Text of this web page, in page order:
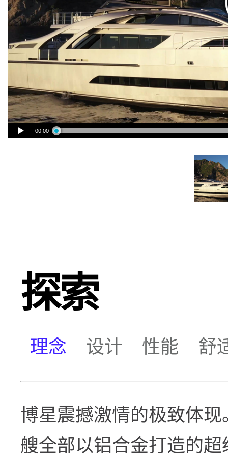
00:00
探索
理念 设计 性能 舒
博星震撼激情的极致体
艘全部以铝合金打造的